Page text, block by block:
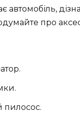
автомобіль,
про
пилосос.